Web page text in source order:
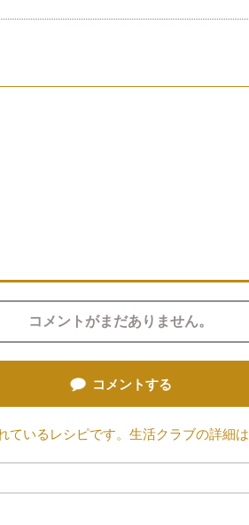
コメントがまだありません。
コメントする
ているレシピです。生活クラブの詳細は